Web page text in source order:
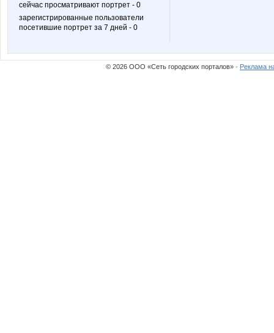
сейчас просматривают портрет - 0
зарегистрированные пользователи
посетившие портрет за 7 дней - 0
© 2026 ООО «Сеть городских порталов» · Реклама